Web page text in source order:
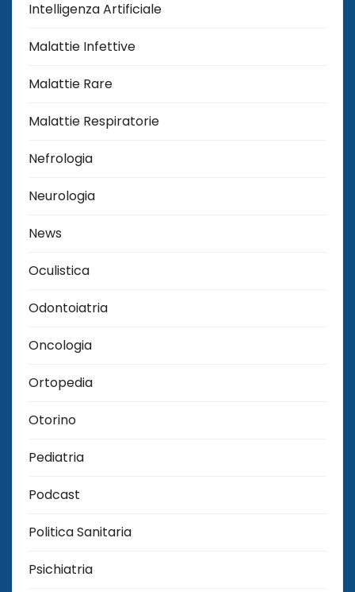
Intelligenza Artificiale
Malattie Infettive
Malattie Rare
Malattie Respiratorie
Nefrologia
Neurologia
News
Oculistica
Odontoiatria
Oncologia
Ortopedia
Otorino
Pediatria
Podcast
Politica Sanitaria
Psichiatria